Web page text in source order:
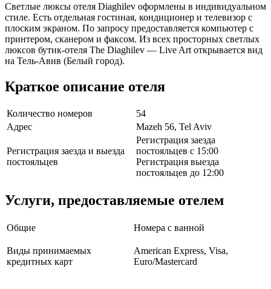
Светлые люксы отеля Diaghilev оформлены в индивидуальном
стиле. Есть отдельная гостиная, кондиционер и телевизор с
плоским экраном. По запросу предоставляется компьютер с
принтером, сканером и факсом. Из всех просторных светлых
люксов бутик-отеля The Diaghilev — Live Art открывается вид
на Тель-Авив (Белый город).
Краткое описание отеля
Количество номеров
54
Адрес
Mazeh 56, Tel Aviv
Регистрация заезда и выезда
постояльцев
Регистрация заезда
постояльцев с 15:00
Регистрация выезда
постояльцев до 12:00
Услуги, предоставляемые отелем
Общие Номера с ванной
Виды принимаемых
кредитных карт
American Express, Visa,
Euro/Mastercard